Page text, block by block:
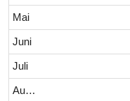
Mai
Juni
Juli
August